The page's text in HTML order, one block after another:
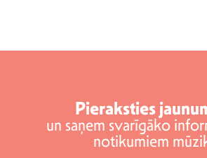
Pieraksties
un saņem svarīgāko
notikumiem